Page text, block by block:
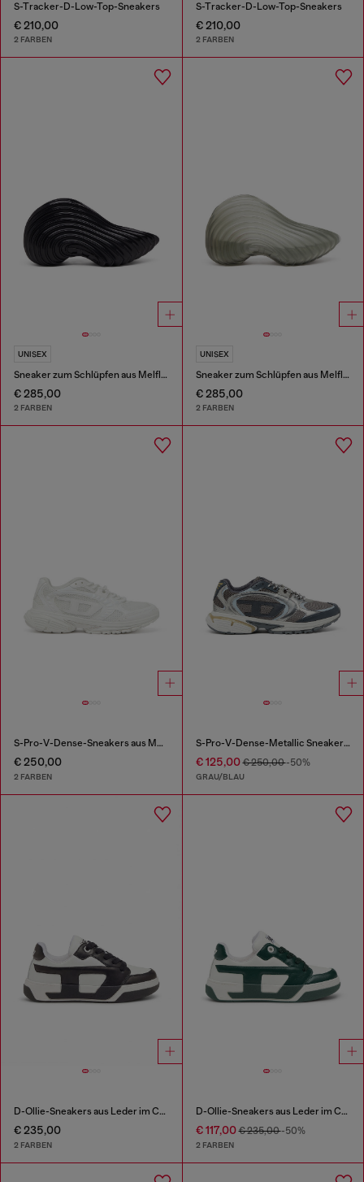
S-Tracker-D-Low-Top-Sneakers
€ 210,00
2 FARBEN
S-Tracker-D-Low-Top-Sneakers
€ 210,00
2 FARBEN
UNISEX
Sneaker zum Schlüpfen aus Melflex®
€ 285,00
2 FARBEN
UNISEX
Sneaker zum Schlüpfen aus Melflex®
€ 285,00
2 FARBEN
S-Pro-V-Dense-Sneakers aus Mesh mit Oval D-Logo
€ 250,00
2 FARBEN
S-Pro-V-Dense-Metallic Sneakers aus Mesh und PU
€ 125,00€ 250,00-50%
GRAU/BLAU
D-Ollie-Sneakers aus Leder im Colour-Block-Design
€ 235,00
2 FARBEN
D-Ollie-Sneakers aus Leder im Colour-Block-Design
€ 117,00€ 235,00-50%
2 FARBEN